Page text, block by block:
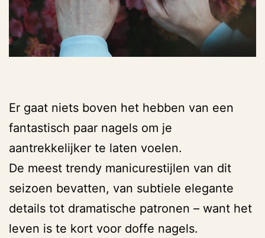
Er gaat niets boven het hebben van een
fantastisch paar nagels om je
aantrekkelijker te laten voelen.
De meest trendy manicurestijlen van dit
seizoen bevatten, van subtiele elegante
details tot dramatische patronen – want het
leven is te kort voor doffe nagels.